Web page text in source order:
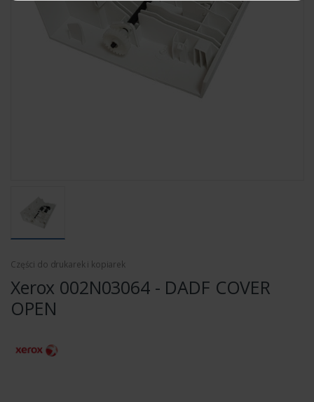
Części do drukarek i kopiarek
Xerox 002N03064 - DADF COVER
OPEN